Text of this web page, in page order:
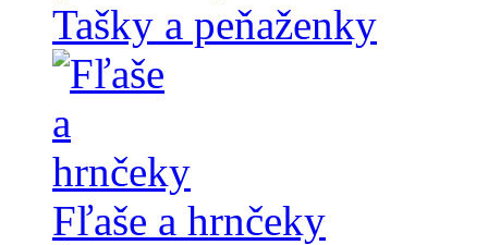
Tašky a peňaženky
Fľaše a hrnčeky